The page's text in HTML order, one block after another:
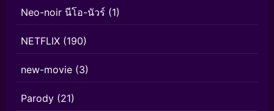
Neo-noir นีโอ-นัวร์ (1)
NETFLIX (190)
new-movie (3)
Parody (21)